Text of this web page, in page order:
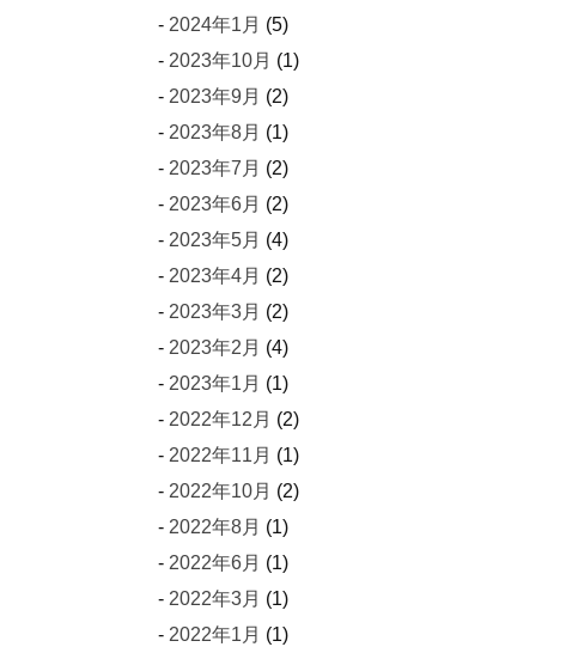
2024年1月 (5)
2023年10月 (1)
2023年9月 (2)
2023年8月 (1)
2023年7月 (2)
2023年6月 (2)
2023年5月 (4)
2023年4月 (2)
2023年3月 (2)
2023年2月 (4)
2023年1月 (1)
2022年12月 (2)
2022年11月 (1)
2022年10月 (2)
2022年8月 (1)
2022年6月 (1)
2022年3月 (1)
2022年1月 (1)